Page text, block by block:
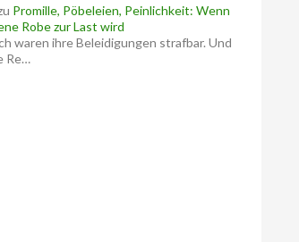
Promille, Pöbeleien, Peinlichkeit: Wenn
Robe zur Last wird
waren ihre Beleidigungen strafbar. Und
Re…